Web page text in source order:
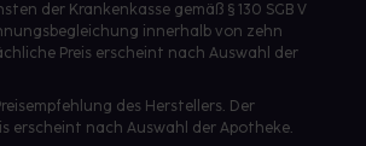
der Krankenkasse gemäß § 130 SGB V
innerhalb von zehn
Preis erscheint nach Auswahl der
des Herstellers. Der
erscheint nach Auswahl der Apotheke.